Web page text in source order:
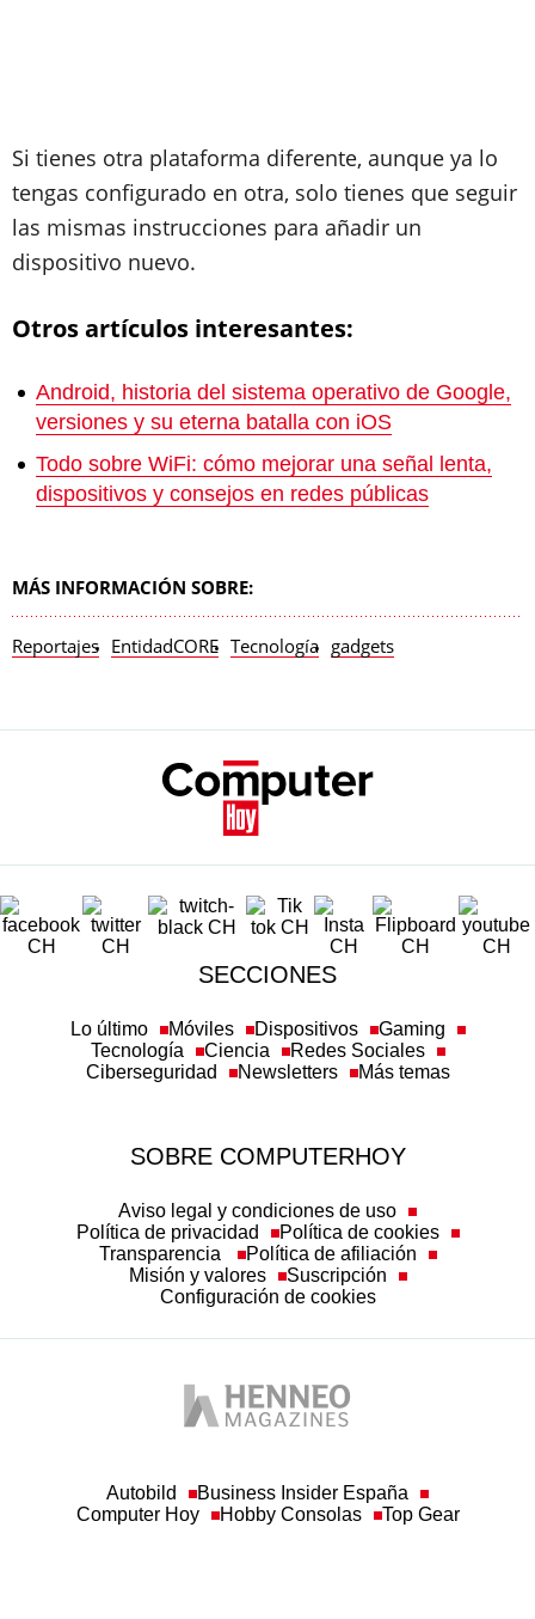
Si tienes otra plataforma diferente, aunque ya lo
tengas configurado en otra, solo tienes que seguir
las mismas instrucciones para añadir un
dispositivo nuevo.
Otros artículos interesantes:
Android, historia del sistema operativo de Google,
versiones y su eterna batalla con iOS
Todo sobre WiFi: cómo mejorar una señal lenta,
dispositivos y consejos en redes públicas
MÁS INFORMACIÓN SOBRE:
Reportajes EntidadCORE Tecnología gadgets
SECCIONES
Tecnología
Ciencia
Redes Sociales
Ciberseguridad
Newsletters Más temas
Política de privacidad
Política de cookies
Transparencia
Política de afiliación
Misión y valores
Suscripción
Configuración de cookies
Computer Hoy
Hobby Consolas Top Gear